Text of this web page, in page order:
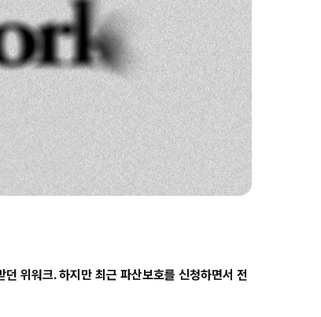
위워크. 하지만 최근 파산보호를 신청하면서 전